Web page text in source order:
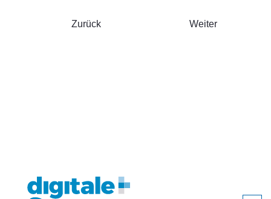
Zurück Weiter